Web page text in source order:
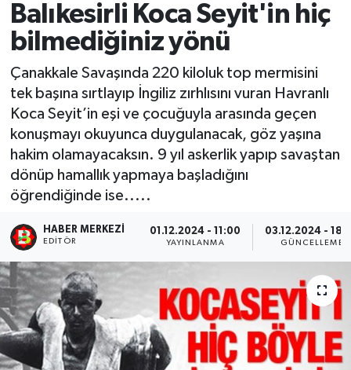
Balıkesirli Koca Seyit'in hiç
bilmediğiniz yönü
Çanakkale Savaşında 220 kiloluk top mermisini
tek başına sırtlayıp İngiliz zırhlısını vuran Havranlı
Koca Seyit’in eşi ve çocuğuyla arasında geçen
konuşmayı okuyunca duygulanacak, göz yaşına
hakim olamayacaksın. 9 yıl askerlik yapıp savaştan
dönüp hamallık yapmaya başladığını
öğrendiğinde ise.....
HABER MERKEZI
EDITÖR
01.12.2024 - 11:00
YAYINLANMA
03.12.2024 -
GÜNCELLEME